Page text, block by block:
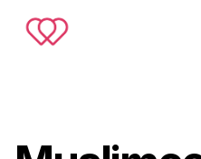
Muslimeet